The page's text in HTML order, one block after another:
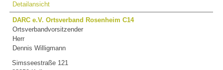
Detailansicht
DARC e.V. Ortsverband Rosenheim C14
Ortsverbandvorsitzender
Herr
Dennis Willigmann
Simsseestraße 121